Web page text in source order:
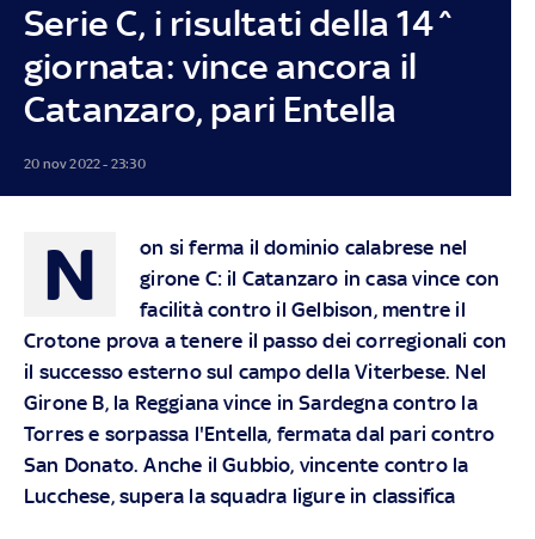
Serie C, i risultati della 14^
giornata: vince ancora il
Catanzaro, pari Entella
20 nov 2022 - 23:30
N
on si ferma il dominio calabrese nel
girone C: il Catanzaro in casa vince con
facilità contro il Gelbison, mentre il
Crotone prova a tenere il passo dei corregionali con
il successo esterno sul campo della Viterbese. Nel
Girone B, la Reggiana vince in Sardegna contro la
Torres e sorpassa l'Entella, fermata dal pari contro
San Donato. Anche il Gubbio, vincente contro la
Lucchese, supera la squadra ligure in classifica